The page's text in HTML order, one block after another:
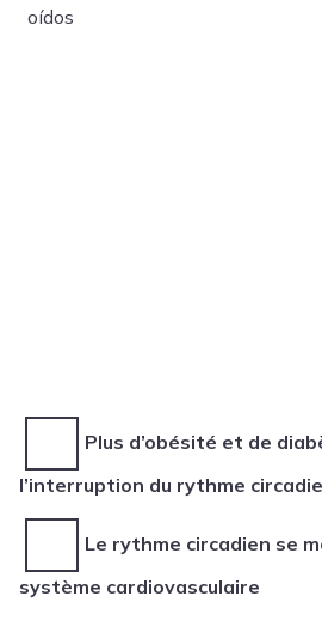
Plus d’obésité et de
l’interruption du rythme
Le rythme circadien se
système cardiovasculaire